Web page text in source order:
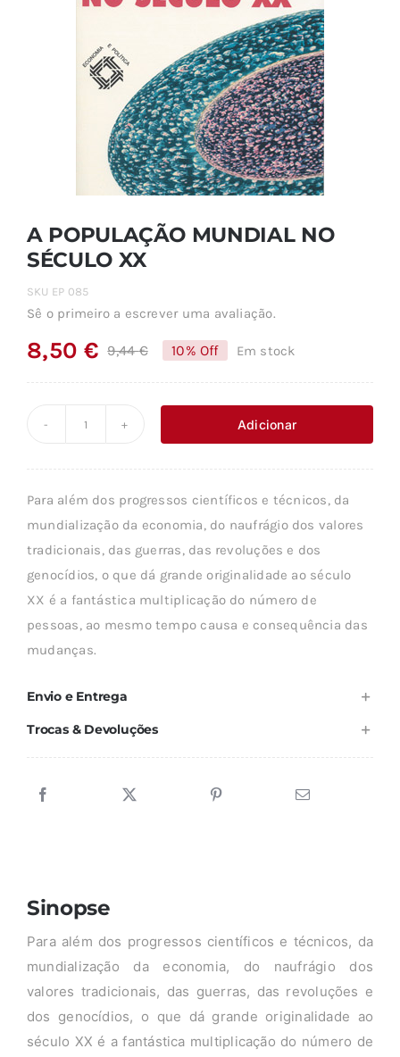
A POPULAÇÃO MUNDIAL NO
SÉCULO XX
SKU EP 085
Sê o primeiro a escrever uma avaliação.
9,44€O
era:
8,50 €
O
é:
10% Off Em stock
POPULAÇÃO
MUNDIAL
SÉCULO
Adicionar
Para além dos progressos científicos e técnicos, da
mundialização da economia, do naufrágio dos valores
tradicionais, das guerras, das revoluções e dos
genocídios, o que dá grande originalidade ao século
XX é a fantástica multiplicação do número de
pessoas, ao mesmo tempo causa e consequência das
mudanças.
Envio e Entrega
Trocas & Devoluções
Sinopse
Para além dos progressos científicos e técnicos, da
mundialização da economia, do naufrágio dos
valores tradicionais, das guerras, das revoluções e
dos genocídios, o que dá grande originalidade ao
século XX é a fantástica multiplicação do número de